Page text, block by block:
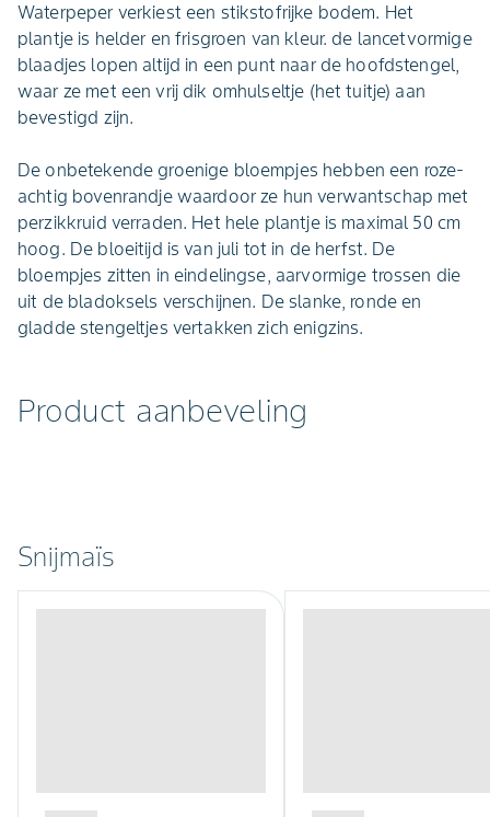
Waterpeper verkiest een stikstofrijke bodem. Het
plantje is helder en frisgroen van kleur. de lancetvormige
blaadjes lopen altijd in een punt naar de hoofdstengel,
waar ze met een vrij dik omhulseltje (het tuitje) aan
bevestigd zijn.
De onbetekende groenige bloempjes hebben een roze-
achtig bovenrandje waardoor ze hun verwantschap met
perzikkruid verraden. Het hele plantje is maximal 50 cm
hoog. De bloeitijd is van juli tot in de herfst. De
bloempjes zitten in eindelingse, aarvormige trossen die
uit de bladoksels verschijnen. De slanke, ronde en
gladde stengeltjes vertakken zich enigzins.
Product aanbeveling
Snijmaïs